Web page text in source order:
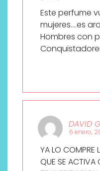
Este perfume
mujeres….es
Hombres con
DAVID
6 enero,
YA LO COMPRE
QUE SE ACTIVA